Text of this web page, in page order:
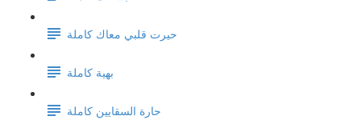
حيرت قلبي معاك كاملة
بهية كاملة
حارة السقايين كاملة